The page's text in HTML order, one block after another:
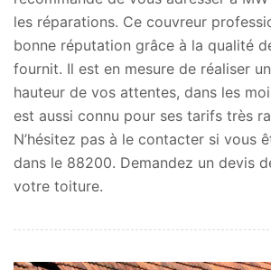
les réparations. Ce couvreur
bonne réputation grâce à la qualité
fournit. Il est en mesure de réaliser
hauteur de vos attentes, dans les
est aussi connu pour ses tarifs très
N’hésitez pas à le contacter si vous
dans le 88200. Demandez un devis
votre toiture.